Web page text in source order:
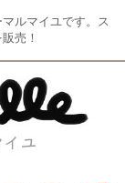
ルマイユです。ス
売！